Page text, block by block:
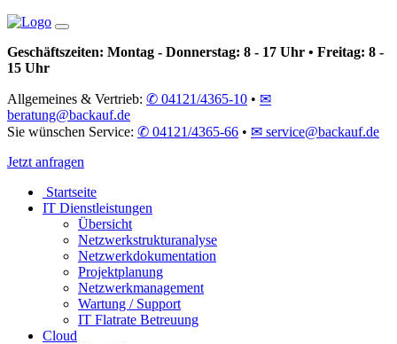
Geschäftszeiten: ­ Montag - Donnerstag: 8 - 17 Uhr • Freitag: 8 -
15 Uhr
Allgemeines & Vertrieb: ­ ✆ 04121/4365-10 • ✉
beratung@backauf.de
Sie wünschen Service: ­ ✆ 04121/4365-66 • ✉ service@backauf.de
Jetzt anfragen
Startseite
IT Dienstleistungen
Übersicht
Netzwerkstrukturanalyse
Netzwerkdokumentation
Projektplanung
Netzwerkmanagement
Wartung / Support
IT Flatrate Betreuung
Cloud